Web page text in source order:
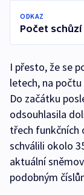
ODKAZ
Počet schůzí
I přesto, že se
letech, na
Do začátku
odsouhlasila
třech funkčních
schválili okolo
aktuální
podobným